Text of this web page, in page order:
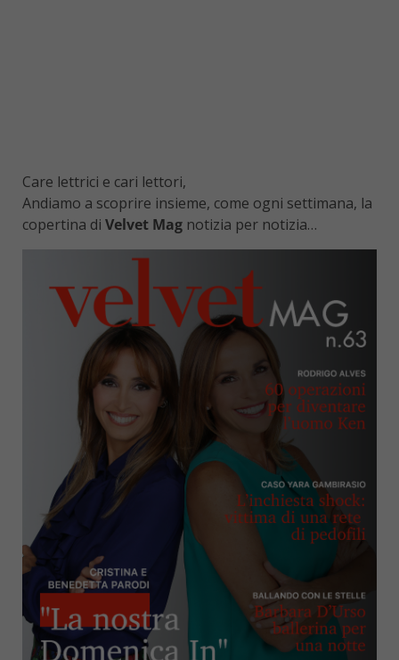
Care lettrici e cari lettori,
Andiamo a scoprire insieme, come ogni settimana, la
copertina di Velvet Mag notizia per notizia…